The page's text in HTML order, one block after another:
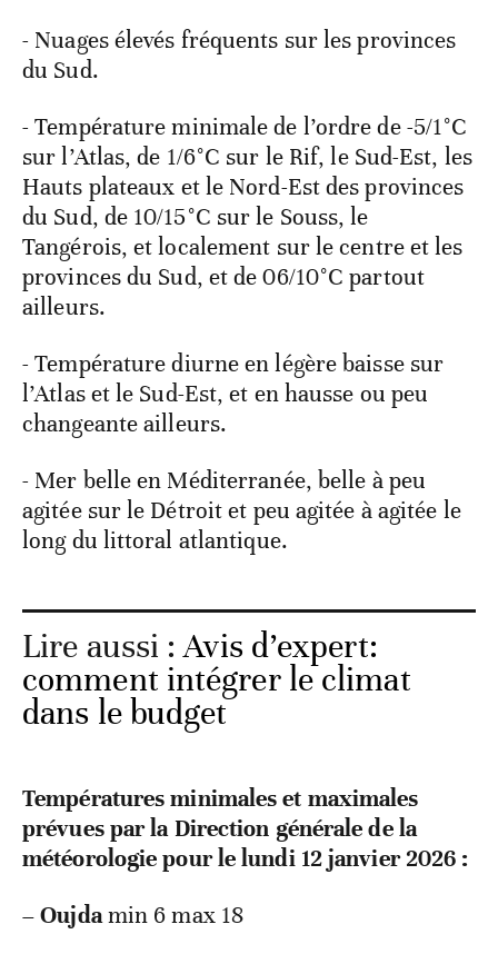
- Nuages élevés fréquents sur les provinces
du Sud.
- Température minimale de l’ordre de -5/1°C
sur l’Atlas, de 1/6°C sur le Rif, le Sud-Est, les
Hauts plateaux et le Nord-Est des provinces
du Sud, de 10/15°C sur le Souss, le
Tangérois, et localement sur le centre et les
provinces du Sud, et de 06/10°C partout
ailleurs.
- Température diurne en légère baisse sur
l’Atlas et le Sud-Est, et en hausse ou peu
changeante ailleurs.
- Mer belle en Méditerranée, belle à peu
agitée sur le Détroit et peu agitée à agitée le
long du littoral atlantique.
Lire aussi :Avis d’expert:
comment intégrer le climat
dans le budget
Températures minimales et maximales
prévues par la Direction générale de la
météorologie pour le lundi 12 janvier 2026 :
–Oujdamin 6 max 18